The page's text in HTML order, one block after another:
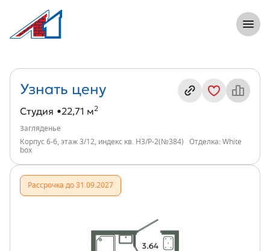
Студия, 23 м², ЖК Загляденье,
Информация о квартире
Узнать цену
Студия 22,71 м2
Загляденье
Корпус 6-6, этаж 3/12, индекс кв. Н3/Р-2(№384)
Отделка: White
box
Рассрочка до 31.09.2027